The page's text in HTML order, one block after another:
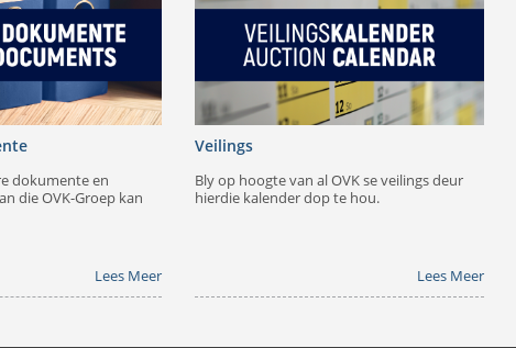
dokumente en
die OVK-Groep kan
Lees Meer
Veilings
Bly op hoogte van al OVK se veilings deur
hierdie kalender dop te hou.
Lees Meer